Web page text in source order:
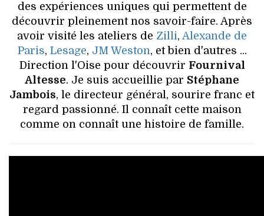
des expériences uniques qui permettent de
découvrir pleinement nos savoir-faire. Après
avoir visité les ateliers de Zilli, Alexande de
Paris, Lesage, JM Weston, et bien d'autres ...
Direction l'Oise pour découvrir Fournival
Altesse. Je suis accueillie par Stéphane
Jambois, le directeur général, sourire franc et
regard passionné. Il connaît cette maison
comme on connaît une histoire de famille.